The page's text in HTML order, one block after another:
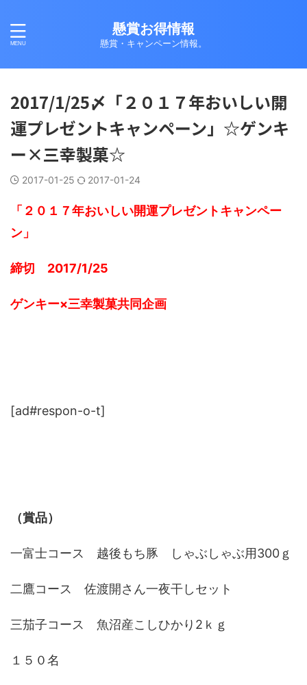
懸賞お得情報
懸賞・キャンペーン情報。
2017/1/25〆「２０１７年おいしい開
運プレゼントキャンペーン」☆ゲンキ
ー×三幸製菓☆
2017-01-25 2017-01-24
「２０１７年おいしい開運プレゼントキャンペー
ン」
締切 2017/1/25
ゲンキー×三幸製菓共同企画
[ad#respon-o-t]
（賞品）
一富士コース 越後もち豚 しゃぶしゃぶ用300ｇ
二鷹コース 佐渡開さん一夜干しセット
三茄子コース 魚沼産こしひかり2ｋｇ
１５０名